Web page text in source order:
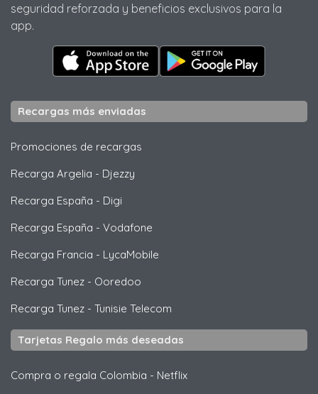
seguridad reforzada y beneficios exclusivos para la
app.
Recargas más enviadas
Promociones de recargas
Recarga Argelia - Djezzy
Recarga España - Digi
Recarga España - Vodafone
Recarga Francia - LycaMobile
Recarga Tunez - Ooredoo
Recarga Tunez - Tunisie Telecom
Tarjetas Regalo más deseadas
Compra o regala Colombia - Netflix